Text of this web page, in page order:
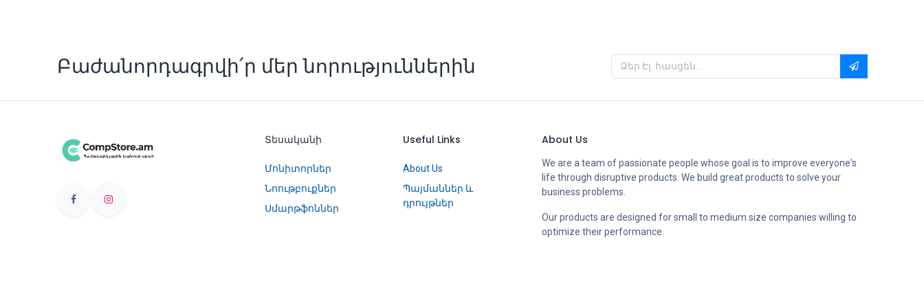
Բաժանորդագրվի՛ր մեր նորություններին
Տեսականի
Մոնիտորներ
Նոութբուքներ
Սմարթֆոններ
Useful Links
About Us
Պայմաններ և
դրույթներ
About Us
We are a team of passionate people whose goal is to improve everyone's
life through disruptive products. We build great products to solve your
business problems.
Our products are designed for small to medium size companies willing to
optimize their performance.